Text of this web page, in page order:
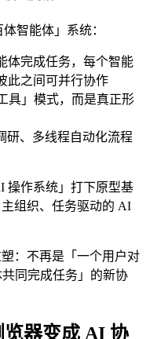
智能体」系统：
体完成任务，每个智能
此之间可并行协作
具」模式，而是真正形
研、多线程自动化流程
操作系统」打下原型基
组织、任务驱动的 AI
：不再是「一个用户对
同完成任务」的新协
览器变成 AI 协